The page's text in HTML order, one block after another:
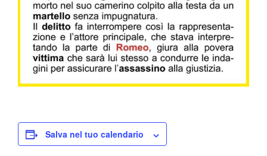
Salva nel tuo calendario